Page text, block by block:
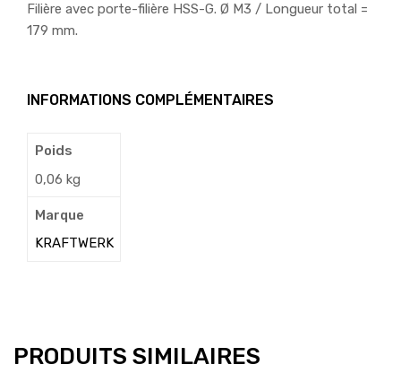
Filière avec porte-filière HSS-G. Ø M3 / Longueur total =
179 mm.
INFORMATIONS COMPLÉMENTAIRES
Poids
0,06 kg
Marque
KRAFTWERK
PRODUITS SIMILAIRES